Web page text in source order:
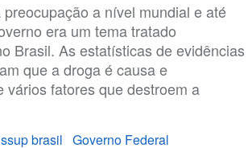
a nível mundial e até
era um tema tratado
Brasil. As estatísticas de evidências
que a droga é causa e
vários fatores que destroem a
brasil Governo Federal